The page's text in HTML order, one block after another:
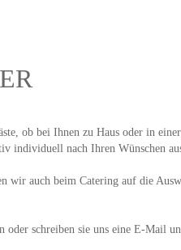
ob bei Ihnen zu Haus oder in
individuell nach Ihren Wünschen
wir auch beim Catering auf die
oder schreiben sie uns eine E-Mail